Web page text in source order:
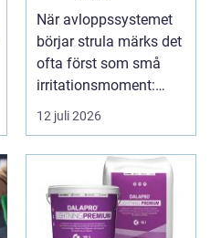
stopp och
vattenskador i
fastigheten
När avloppssystemet
börjar strula märks det
ofta först som små
irritationsmoment:
långsam avrinning ...
12 juli 2026